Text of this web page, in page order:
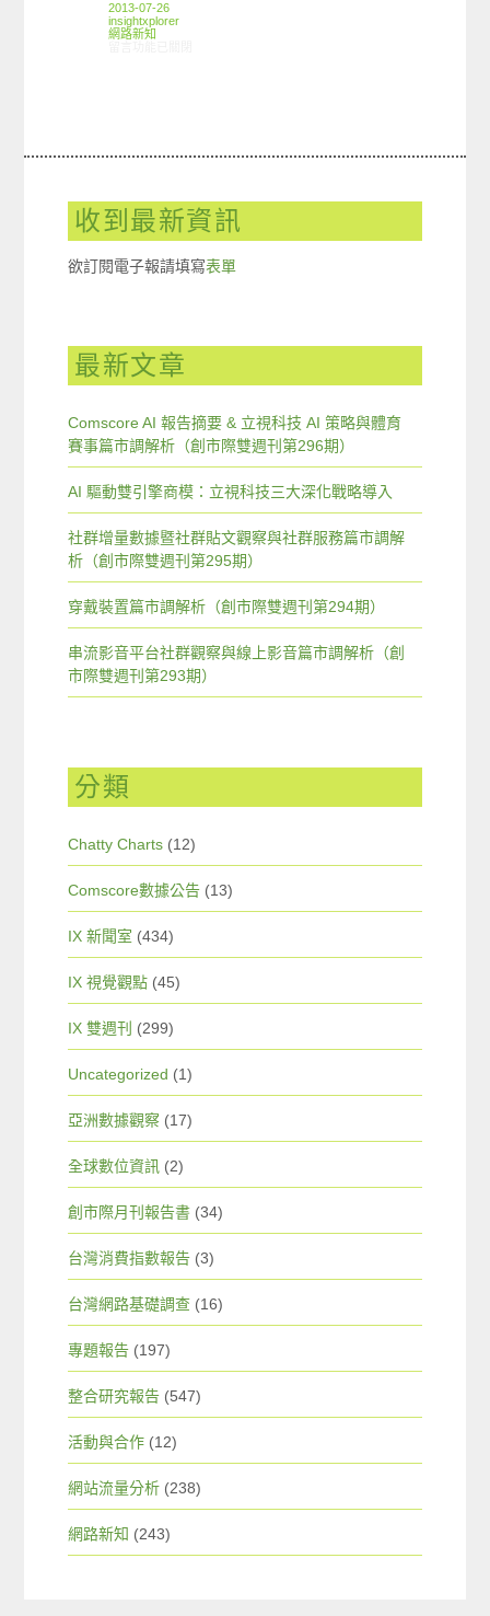
2013-07-26
insightxplorer
網路新知
收到最新資訊
欲訂閱電子報請填寫表單
最新文章
Comscore AI 報告摘要 & 立視科技 AI 策略與體育
賽事篇市調解析（創市際雙週刊第296期）
AI 驅動雙引擎商模：立視科技三大深化戰略導入
社群增量數據暨社群貼文觀察與社群服務篇市調解
析（創市際雙週刊第295期）
穿戴裝置篇市調解析（創市際雙週刊第294期）
串流影音平台社群觀察與線上影音篇市調解析（創
市際雙週刊第293期）
分類
Chatty Charts (12)
Comscore數據公告 (13)
IX 新聞室 (434)
IX 視覺觀點 (45)
IX 雙週刊 (299)
Uncategorized (1)
亞洲數據觀察 (17)
全球數位資訊 (2)
創市際月刊報告書 (34)
台灣消費指數報告 (3)
台灣網路基礎調查 (16)
專題報告 (197)
整合研究報告 (547)
活動與合作 (12)
網站流量分析 (238)
網路新知 (243)